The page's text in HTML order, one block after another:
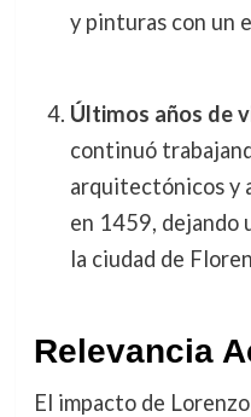
y pinturas con un
Últimos años de
continuó
arquitectónicos y
en 1459, dejando
la ciudad de
Relevancia
El impacto de